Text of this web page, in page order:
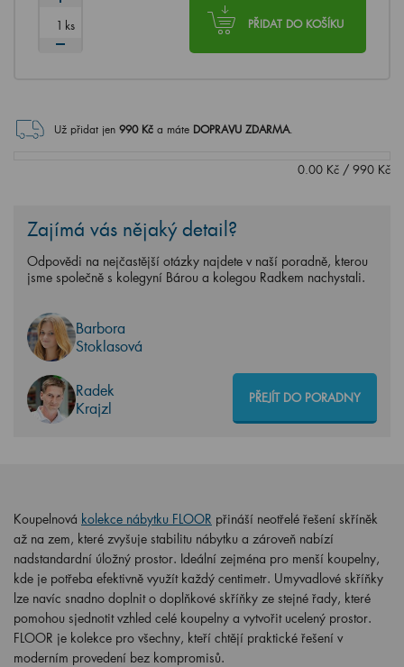
PŘIDAT DO KOŠÍKU
ks
Už přidat jen 990Kč a máte DOPRAVU ZDARMA.
0.00 Kč / 990 Kč
Zajímá vás nějaký detail?
Odpovědi na nejčastější otázky najdete v naší poradně, kterou
jsme společně s kolegyní Bárou a kolegou Radkem nachystali.
Barbora
Stoklasová
Radek
Krajzl
PŘEJÍT DO PORADNY
Koupelnová kolekce nábytku FLOOR přináší neotřelé řešení skříněk
až na zem, které zvyšuje stabilitu nábytku a zároveň nabízí
nadstandardní úložný prostor. Ideální zejména pro menší koupelny,
kde je potřeba efektivně využít každý centimetr. Umyvadlové skříňky
lze navíc snadno doplnit o doplňkové skříňky ze stejné řady, které
pomohou sjednotit vzhled celé koupelny a vytvořit ucelený prostor.
FLOOR je kolekce pro všechny, kteří chtějí praktické řešení v
moderním provedení bez kompromisů.